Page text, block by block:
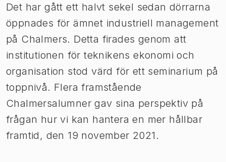
Det har gått ett halvt sekel sedan dörrarna
öppnades för ämnet industriell management
på Chalmers. Detta firades genom att
institutionen för teknikens ekonomi och
organisation stod värd för ett seminarium på
toppnivå. Flera framstående
Chalmersalumner gav sina perspektiv på
frågan hur vi kan hantera en mer hållbar
framtid, den 19 november 2021.